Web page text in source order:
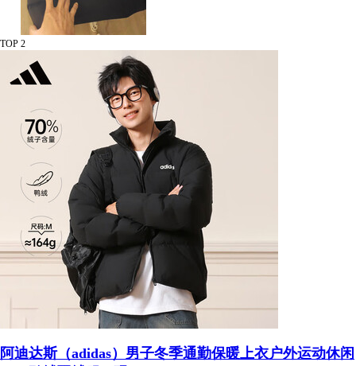
TOP 2
阿迪达斯（adidas）男子冬季通勤保暖上衣户外运动休闲